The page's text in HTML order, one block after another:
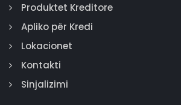
Produktet Kreditore
Apliko për Kredi
Lokacionet
Kontakti
Sinjalizimi